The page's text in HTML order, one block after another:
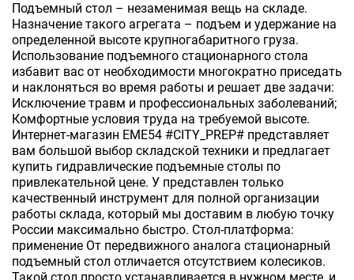
Подъемный стол – незаменимая вещь на складе.
Назначение такого агрегата – подъем и удержание на
определенной высоте крупногабаритного груза.
Использование подъемного стационарного стола
избавит вас от необходимости многократно приседать
и наклоняться во время работы и решает две задачи:
Исключение травм и профессиональных заболеваний;
Комфортные условия труда на требуемой высоте.
Интернет-магазин EME54 #CITY_PREP# представляет
вам большой выбор складской техники и предлагает
купить гидравлические подъемные столы по
привлекательной цене. У представлен только
качественный инструмент для полной организации
работы склада, который мы доставим в любую точку
России максимально быстро. Стол-платформа:
применение От передвижного аналога стационарный
подъемный стол отличается отсутствием колесиков.